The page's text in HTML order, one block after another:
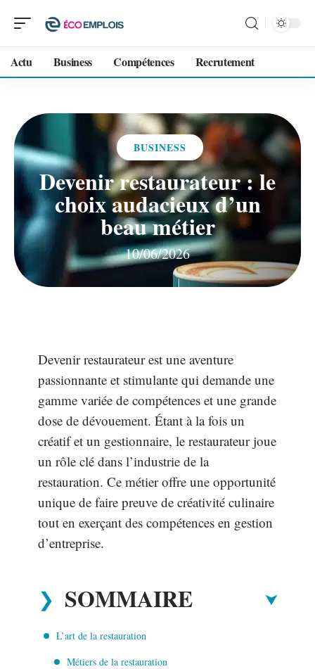
Actu Business Compétences Recrutement
BUSINESS
Devenir restaurateur : le
choix audacieux d’un
beau métier
10/06/2026
Devenir restaurateur est une aventure
passionnante et stimulante qui demande une
gamme variée de compétences et une grande
dose de dévouement. Étant à la fois un
créatif et un gestionnaire, le restaurateur joue
un rôle clé dans l’industrie de la
restauration. Ce métier offre une opportunité
unique de faire preuve de créativité culinaire
tout en exerçant des compétences en gestion
d’entreprise.
SOMMAIRE
L’art de la restauration
Métiers de la restauration